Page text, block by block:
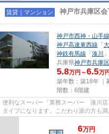
賃貸｜マンション 神戸市兵庫区
神戸市西神・山手線
神戸高速東西線 「
神鉄有馬線 「 湊川
兵庫県神戸市兵庫区
5.8万円～6.5万円
築年数：築18年 ｜
階数：6階建
便利なスーパー「業務スーパー 湊川
タイプになります。こだわり派の方も
6万円